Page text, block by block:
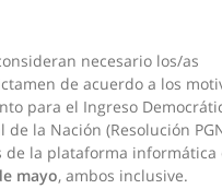
necesario los/as
de acuerdo a los
para el Ingreso
la Nación (Resolución
de la plataforma informática
mayo, ambos inclusive.